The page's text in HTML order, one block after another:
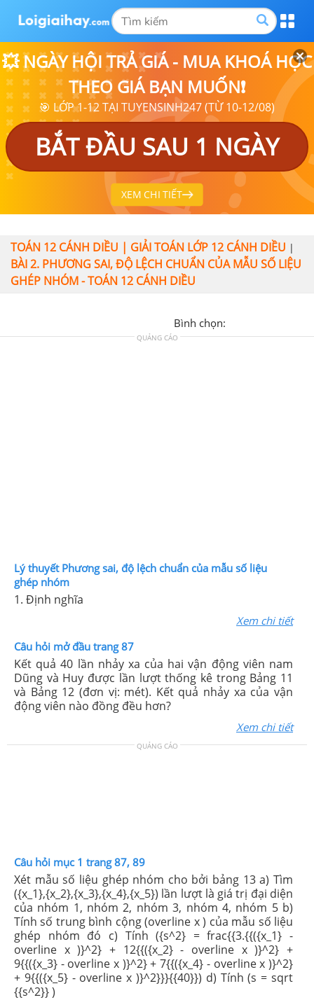
💥 NGÀY HỘI TRẢ GIÁ - MUA KHOÁ HỌC
THEO GIÁ BẠN MUỐN❗
🎯 LỚP 1-12 TẠI TUYENSINH247 (TỪ 10-12/08)
BẮT ĐẦU SAU 1 NGÀY
XEM CHI TIẾT
TOÁN 12 CÁNH DIỀU | GIẢI TOÁN LỚP 12 CÁNH DIỀU |
BÀI 2. PHƯƠNG SAI, ĐỘ LỆCH CHUẨN CỦA MẪU SỐ LIỆU
GHÉP NHÓM - TOÁN 12 CÁNH DIỀU
Bình chọn:
QUẢNG CÁO
Lý thuyết Phương sai, độ lệch chuẩn của mẫu số liệu
ghép nhóm
1. Định nghĩa
Xem chi tiết
Câu hỏi mở đầu trang 87
Kết quả 40 lần nhảy xa của hai vận động viên nam
Dũng và Huy được lần lượt thống kê trong Bảng 11
và Bảng 12 (đơn vị: mét). Kết quả nhảy xa của vận
động viên nào đồng đều hơn?
Xem chi tiết
QUẢNG CÁO
Câu hỏi mục 1 trang 87, 89
Xét mẫu số liệu ghép nhóm cho bởi bảng 13 a) Tìm
({x_1},{x_2},{x_3},{x_4},{x_5}) lần lượt là giá trị đại diện
của nhóm 1, nhóm 2, nhóm 3, nhóm 4, nhóm 5 b)
Tính số trung bình cộng (overline x ) của mẫu số liệu
ghép nhóm đó c) Tính ({s^2} = frac{{3.{{({x_1} -
overline x )}^2} + 12{{({x_2} - overline x )}^2} +
9{{({x_3} - overline x )}^2} + 7{{({x_4} - overline x )}^2}
+ 9{{({x_5} - overline x )}^2}}}{{40}}) d) Tính (s = sqrt
{{s^2}} )